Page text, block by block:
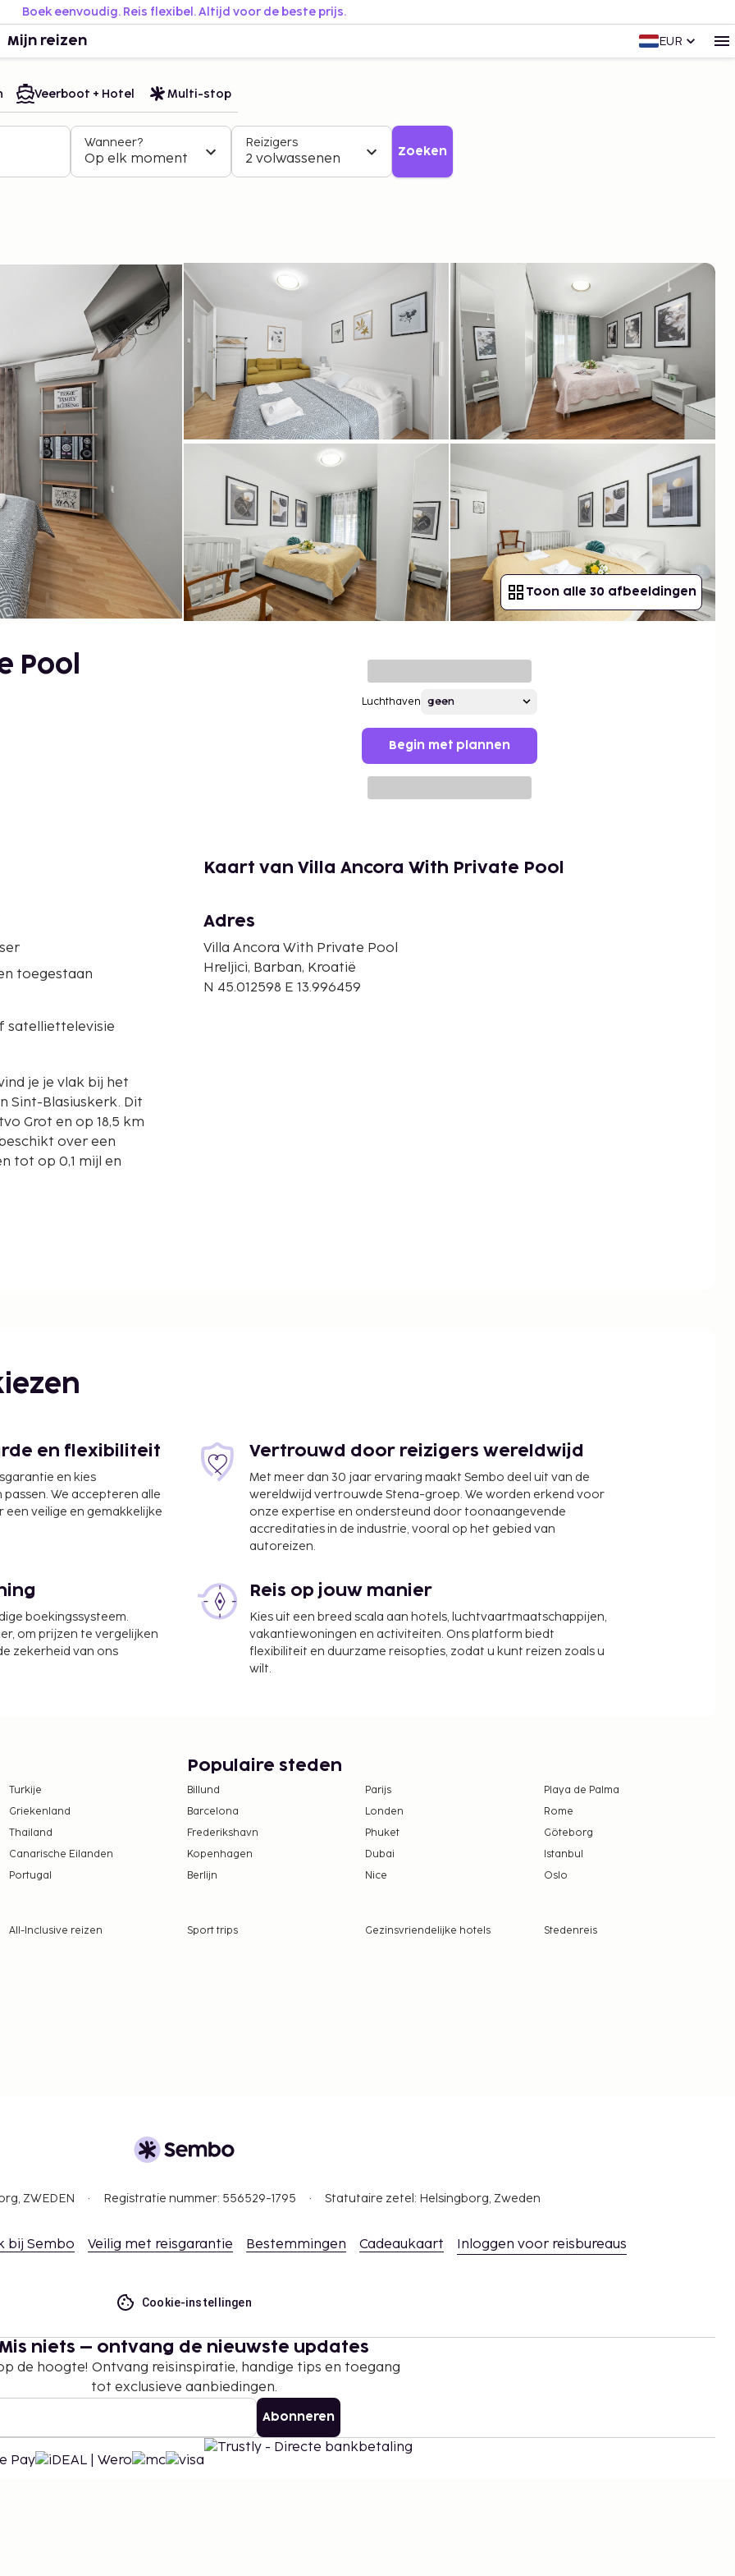
Boek eenvoudig. Reis flexibel. Altijd voor de beste prijs.
Mijn reizen EUR
Veerboot + Hotel Multi-stop
Wanneer?
Op elk moment
Reizigers
2 volwassenen Zoeken
Toon alle 30 afbeeldingen
Pool
Luchthaven
Begin met plannen
toegestaan
satelliettelevisie
je je vlak bij het
Blasiuskerk. Dit
Grot en op 18,5 km
over een
tot op 0,1 mijl en
dankzij
tot 30 april:
worden betaald. De
in de
tot 31 maart, EUR
0.50 per nacht
geldt niet voor
en EUR 0.80 per
belasting geldt niet
in de sectie 'Kosten'). De
Kaart van Villa Ancora With Private Pool
Adres
Villa Ancora With Private Pool
Hreljici, Barban, Kroatië
N 45.012598 E 13.996459
en flexibiliteit
en kies
We accepteren alle
veilige en gemakkelijke
Vertrouwd door reizigers wereldwijd
Met meer dan 30 jaar ervaring maakt Sembo deel uit van de
wereldwijd vertrouwde Stena-groep. We worden erkend voor
onze expertise en ondersteund door toonaangevende
accreditaties in de industrie, vooral op het gebied van
autoreizen.
boekingssysteem.
om prijzen te vergelijken
zekerheid van ons
Reis op jouw manier
Kies uit een breed scala aan hotels, luchtvaartmaatschappijen,
vakantiewoningen en activiteiten. Ons platform biedt
flexibiliteit en duurzame reisopties, zodat u kunt reizen zoals u
wilt.
Turkije
Griekenland
Thailand
Canarische Eilanden
Portugal
Populaire steden
Billund Parijs
Playa de Palma
Barcelona
Londen
Rome
Frederikshavn
Phuket
Göteborg
Kopenhagen
Dubai
Istanbul
Berlijn
Nice Oslo
All-Inclusive reizen Sport trips Gezinsvriendelijke hotels
Stedenreis
ZWEDEN Registratie nummer: 556529-1795 Statutaire zetel: Helsingborg, Zweden
bij Sembo Veilig met reisgarantie Bestemmingen Cadeaukaart Inloggen voor reisbureaus
Cookie-instellingen
niets – ontvang de nieuwste updates
de hoogte! Ontvang reisinspiratie, handige tips en toegang
tot exclusieve aanbiedingen.
Abonneren